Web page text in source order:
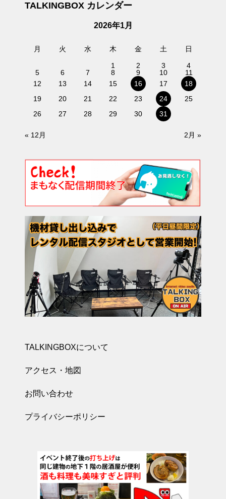
TALKINGBOX カレンダー
2026年1月
月 火 水 木 金 土 日
1 2 3
4
5
6 7 8 9 10
11
12
13 14 15 16 17
18
19
20 21 22 23 24
25
26
27 28 29 30 31
« 12月 2月 »
TALKINGBOXについて
アクセス・地図
お問い合わせ
プライバシーポリシー